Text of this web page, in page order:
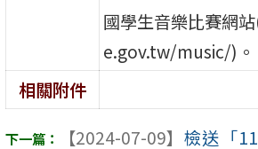
國學生音樂比賽網
e.gov.tw/music/)。
相關附件
【2024-07-09】 檢送「